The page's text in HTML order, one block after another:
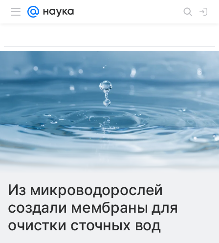
Из микроводорослей
создали мембраны для
очистки сточных вод